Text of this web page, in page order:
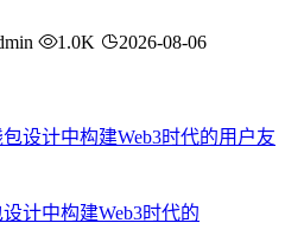
1.0K 2026-08-06
计中构建Web3时代的